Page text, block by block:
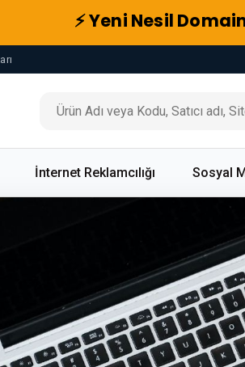
⚡ Yeni Nesil
İnternet Reklamcılığı Sosyal